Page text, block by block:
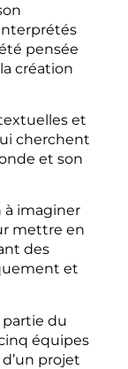
pensée
création
et
cherchent
et son
à imaginer
mettre en
des
et
partie du
équipes
projet